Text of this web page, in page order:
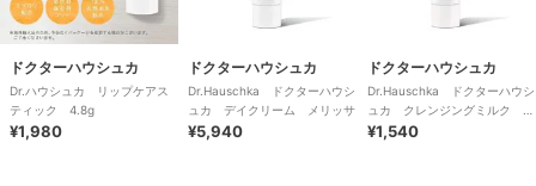
ドクターハウシュカ
Dr.ハウシュカ リップケアス
ティック 4.8g
¥1,980
ドクターハウシュカ
Dr.Hauschka ドクターハウシ
ュカ デイクリーム メリッサ
¥5,940
ドクターハウシュカ
Dr.Hauschka ドクターハウシ
ュカ クレンジングミルク
30ml
¥1,540